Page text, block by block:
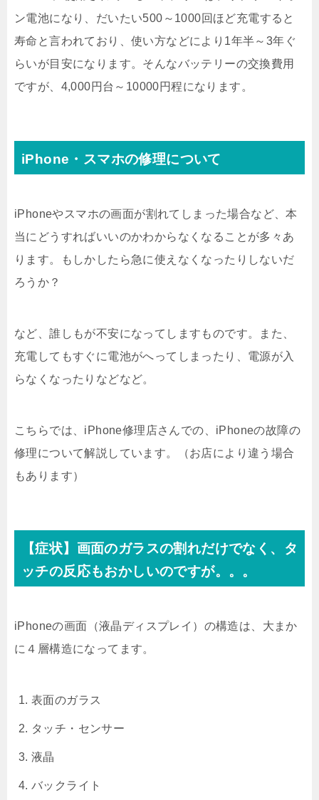
ン電池になり、だいたい500～1000回ほど充電すると
寿命と言われており、使い方などにより1年半～3年ぐ
らいが目安になります。そんなバッテリーの交換費用
ですが、4,000円台～10000円程になります。
iPhone・スマホの修理について
iPhoneやスマホの画面が割れてしまった場合など、本
当にどうすればいいのかわからなくなることが多々あ
ります。もしかしたら急に使えなくなったりしないだ
ろうか？
など、誰しもが不安になってしますものです。また、
充電してもすぐに電池がへってしまったり、電源が入
らなくなったりなどなど。
こちらでは、iPhone修理店さんでの、iPhoneの故障の
修理について解説しています。（お店により違う場合
もあります）
【症状】画面のガラスの割れだけでなく、タ
ッチの反応もおかしいのですが。。。
iPhoneの画面（液晶ディスプレイ）の構造は、大まか
に４層構造になってます。
表面のガラス
タッチ・センサー
液晶
バックライト